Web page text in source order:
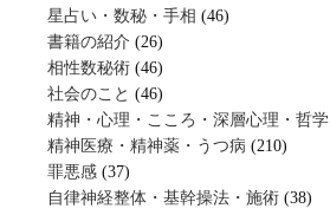
星占い・数秘・手相 (46)
書籍の紹介 (26)
相性数秘術 (46)
社会のこと (46)
精神・心理・こころ・深層心理・哲学
精神医療・精神薬・うつ病 (210)
罪悪感 (37)
自律神経整体・基幹操法・施術 (38)